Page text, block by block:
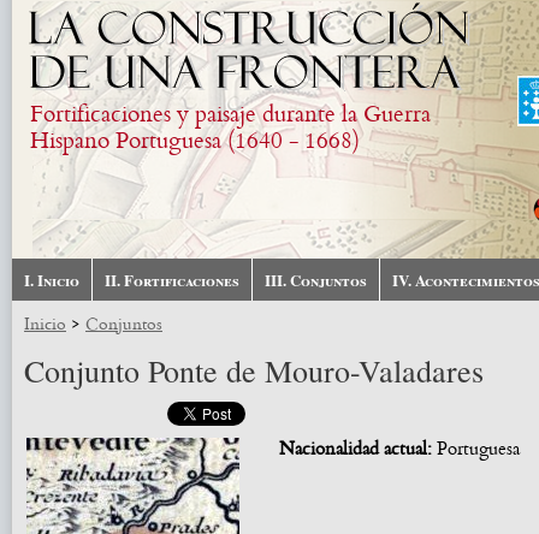
Pasar al contenido principal
Fortificaciones y paisaje durante la Guerra
Hispano Portuguesa (1640 - 1668)
I. Inicio II. Fortificaciones III. Conjuntos
IV. Acontecimientos
Inicio > Conjuntos
Conjunto Ponte de Mouro-Valadares
Nacionalidad actual: Portuguesa